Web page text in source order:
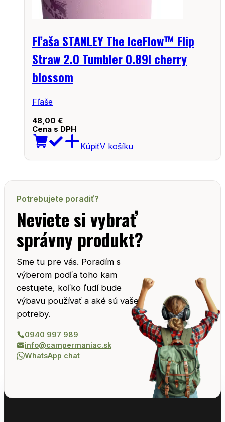
Fľaša STANLEY The IceFlow™ Flip
Straw 2.0 Tumbler 0.89l cherry
blossom
Fľaše
48,00 €
Cena s DPH
KúpiťV košíku
Potrebujete poradiť?
Neviete si vybrať
správny produkt?
Sme tu pre vás. Poradím s
výberom podľa toho kam
cestujete, koľko ľudí bude
výbavu používať a aké sú vaše
potreby.
0940 997 989
info@campermaniac.sk
WhatsApp chat